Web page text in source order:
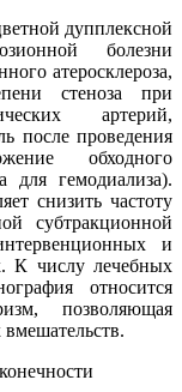
дупплексной
болезни
атеросклероза,
стеноза при
артерий,
после проведения
обходного
для гемодиализа).
снизить частоту
субтракционной
и
К числу лечебных
относится
позволяющая